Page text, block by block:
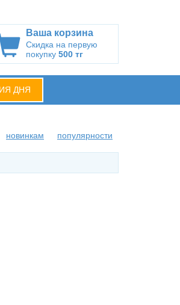
Ваша корзина
Скидка на первую
покупку 500 тг
ДНЯ
новинкам популярности